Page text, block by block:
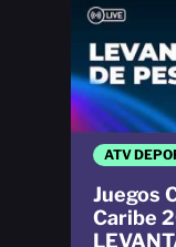
ATV
Juegos
Caribe